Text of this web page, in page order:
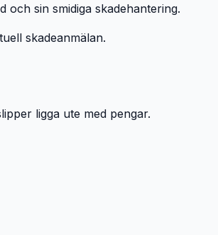
sin smidiga skadehantering.
skadeanmälan.
ligga ute med pengar.